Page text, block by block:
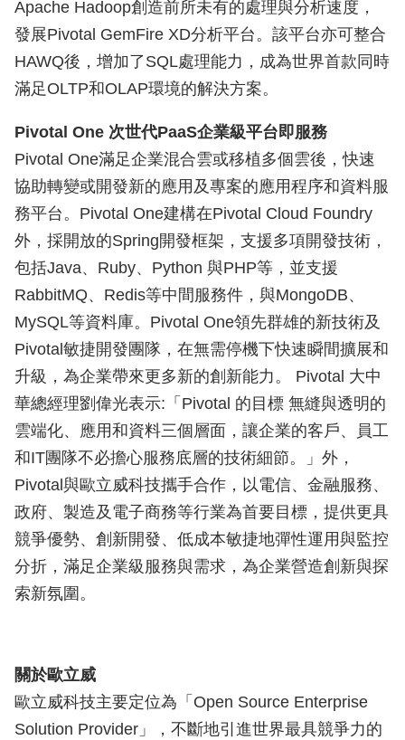
Apache Hadoop創造前所未有的處理與分析速度，
發展Pivotal GemFire XD分析平台。該平台亦可整合
HAWQ後，增加了SQL處理能力，成為世界首款同時
滿足OLTP和OLAP環境的解決方案。
Pivotal One 次世代PaaS企業級平台即服務
Pivotal One滿足企業混合雲或移植多個雲後，快速
協助轉變或開發新的應用及專案的應用程序和資料服
務平台。Pivotal One建構在Pivotal Cloud Foundry
外，採開放的Spring開發框架，支援多項開發技術，
包括Java、Ruby、Python 與PHP等，並支援
RabbitMQ、Redis等中間服務件，與MongoDB、
MySQL等資料庫。Pivotal One領先群雄的新技術及
Pivotal敏捷開發團隊，在無需停機下快速瞬間擴展和
升級，為企業帶來更多新的創新能力。 Pivotal 大中
華總經理劉偉光表示:「Pivotal 的目標 無縫與透明的
雲端化、應用和資料三個層面，讓企業的客戶、員工
和IT團隊不必擔心服務底層的技術細節。」外，
Pivotal與歐立威科技攜手合作，以電信、金融服務、
政府、製造及電子商務等行業為首要目標，提供更具
競爭優勢、創新開發、低成本敏捷地彈性運用與監控
分折，滿足企業級服務與需求，為企業營造創新與探
索新氛圍。
關於歐立威
歐立威科技主要定位為「Open Source Enterprise
Solution Provider」，不斷地引進世界最具競爭力的